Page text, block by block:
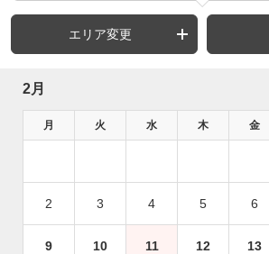
エリア変更
2月
月 火 水 木 金
2 3 4 5 6
9 10 11 12 13